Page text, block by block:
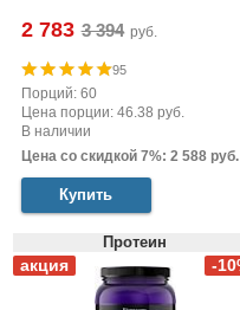
2 783 руб.
95
Порций: 60
Цена порции: 46.38 руб.
В наличии
Цена со скидкой 7%: 2 588 руб.
Купить
Протеин